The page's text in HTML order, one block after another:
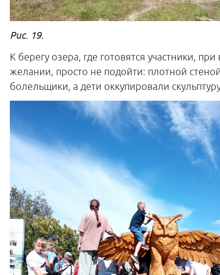
Рис. 19.
К берегу озера, где готовятся участники, при
желании, просто не подойти: плотной
болельщики, а дети оккупировали